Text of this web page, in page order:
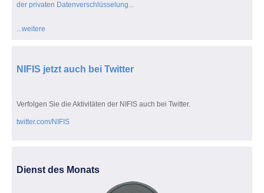
der privaten Datenverschlüsselung...
...weitere
NIFIS jetzt auch bei Twitter
Verfolgen Sie die Aktivitäten der NIFIS auch bei Twitter.
twitter.com/NIFIS
Dienst des Monats